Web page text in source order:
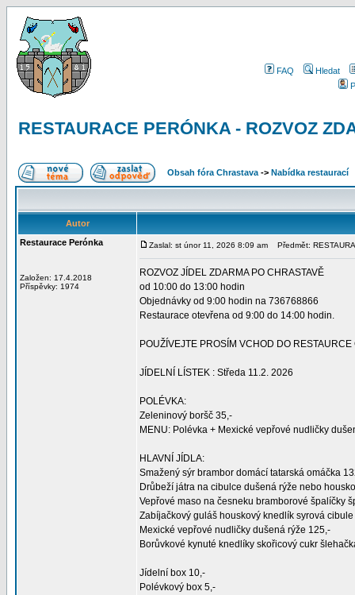
FAQ
Hledat
RESTAURACE PERÓNKA - ROZVOZ
Obsah fóra Chrastava -> Nabídka restaurací
Autor
Restaurace Perónka
Založen: 17.4.2018
Příspěvky: 1974
Zaslal: st únor 11, 2026 8:09 am Předmět:
ROZVOZ JÍDEL ZDARMA PO CHRASTAVĚ
od 10:00 do 13:00 hodin
Objednávky od 9:00 hodin na 736768866
Restaurace otevřena od 9:00 do 14:00 hodin.
POUŽÍVEJTE PROSÍM VCHOD DO
JÍDELNÍ LÍSTEK : Středa 11.2. 2026
POLÉVKA:
Zeleninový boršč 35,-
MENU: Polévka + Mexické vepřové nudličky
HLAVNÍ JÍDLA:
Smažený sýr brambor domácí tatarská omáčka
Drůbeží játra na cibulce dušená rýže nebo
Vepřové maso na česneku bramborové špalíčky
Zabíjačkový guláš houskový knedlík syrová
Mexické vepřové nudličky dušená rýže 125,-
Borůvkové kynuté knedlíky skořicový cukr
Jídelní box 10,-
Polévkový box 5,-